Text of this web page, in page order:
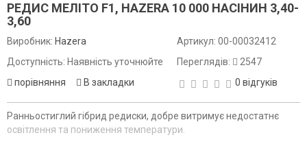
РЕДИС МЕЛІТО F1, HAZERA 10 000 НАСІНИН 3,40-
3,60
Виробник: Hazera
Доступність: Наявність уточнюйте
порівняння
В закладки
Артикул: 00-00032412
Переглядів:
2547
0 відгуків
Ранньостиглий гібрид редиски, добре витримує недостатнє
освітлення та пониження температури.